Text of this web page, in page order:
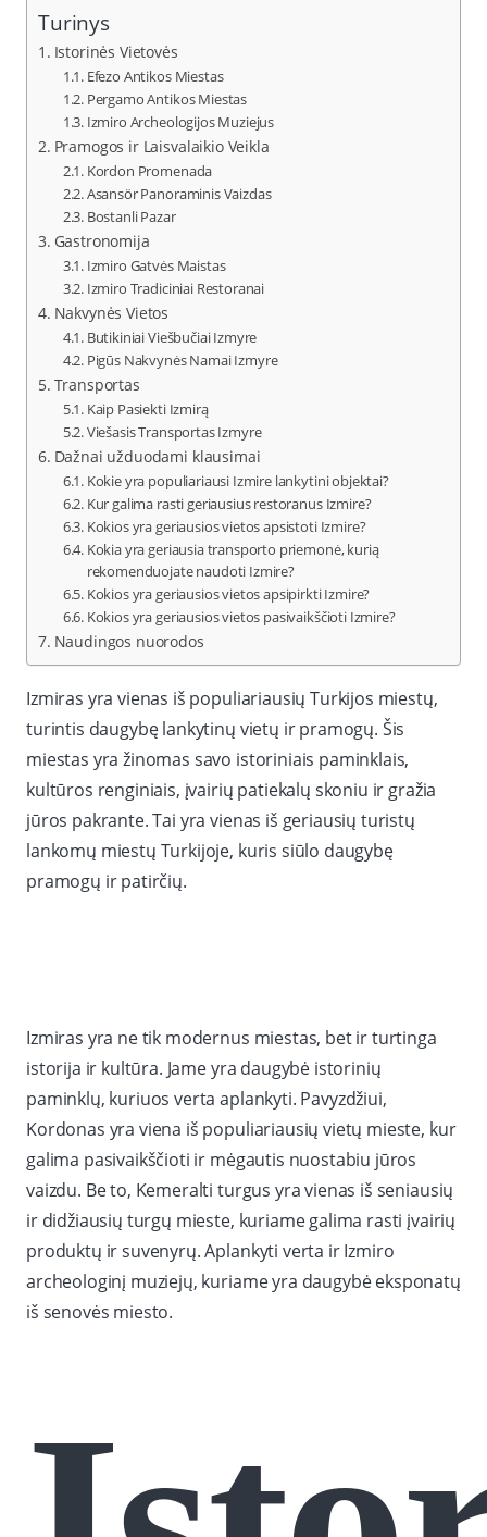
Turinys
Istorinės Vietovės
Efezo Antikos Miestas
Pergamo Antikos Miestas
Izmiro Archeologijos Muziejus
Pramogos ir Laisvalaikio Veikla
Kordon Promenada
Asansör Panoraminis Vaizdas
Bostanli Pazar
Gastronomija
Izmiro Gatvės Maistas
Izmiro Tradiciniai Restoranai
Nakvynės Vietos
Butikiniai Viešbučiai Izmyre
Pigūs Nakvynės Namai Izmyre
Transportas
Kaip Pasiekti Izmirą
Viešasis Transportas Izmyre
Dažnai užduodami klausimai
Kokie yra populiariausi Izmire lankytini objektai?
Kur galima rasti geriausius restoranus Izmire?
Kokios yra geriausios vietos apsistoti Izmire?
Kokia yra geriausia transporto priemonė, kurią
rekomenduojate naudoti Izmire?
Kokios yra geriausios vietos apsipirkti Izmire?
Kokios yra geriausios vietos pasivaikščioti Izmire?
Naudingos nuorodos
Izmiras yra vienas iš populiariausių Turkijos miestų,
turintis daugybę lankytinų vietų ir pramogų. Šis
miestas yra žinomas savo istoriniais paminklais,
kultūros renginiais, įvairių patiekalų skoniu ir gražia
jūros pakrante. Tai yra vienas iš geriausių turistų
lankomų miestų Turkijoje, kuris siūlo daugybę
pramogų ir patirčių.
Izmiras yra ne tik modernus miestas, bet ir turtinga
istorija ir kultūra. Jame yra daugybė istorinių
paminklų, kuriuos verta aplankyti. Pavyzdžiui,
Kordonas yra viena iš populiariausių vietų mieste, kur
galima pasivaikščioti ir mėgautis nuostabiu jūros
vaizdu. Be to, Kemeralti turgus yra vienas iš seniausių
ir didžiausių turgų mieste, kuriame galima rasti įvairių
produktų ir suvenyrų. Aplankyti verta ir Izmiro
archeologinį muziejų, kuriame yra daugybė eksponatų
iš senovės miesto.